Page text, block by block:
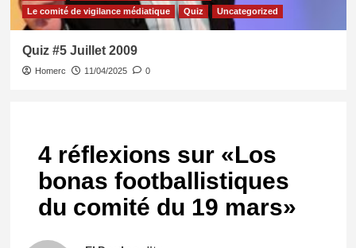
Le comité de vigilance médiatique
Quiz Uncategorized
Quiz #5 Juillet 2009
Homerc 11/04/2025 0
4 réflexions sur «Los
bonas footballistiques
du comité du 19 mars»